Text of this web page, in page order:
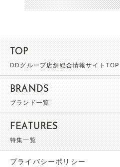
TOP
DDグループ店舗総合情報サイトTOP
BRANDS
ブランド一覧
FEATURES
特集一覧
プライバシーポリシー